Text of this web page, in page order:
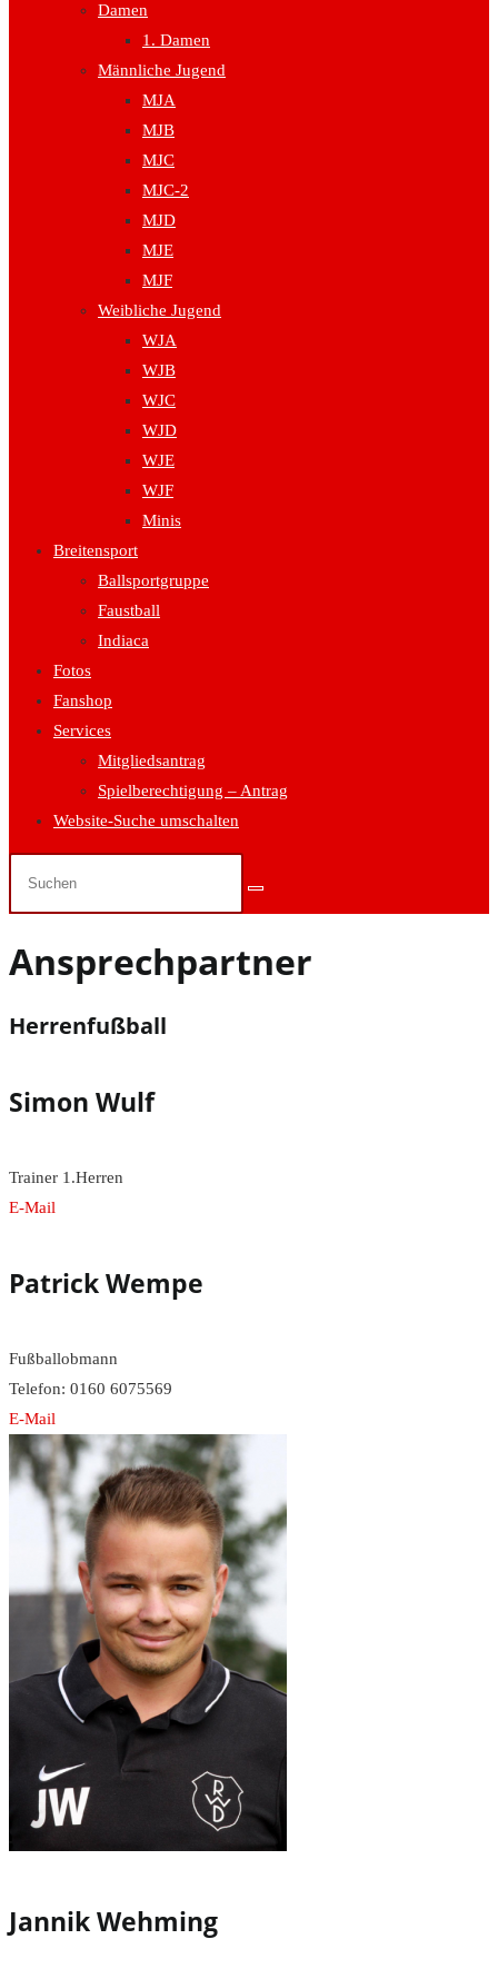
Damen
1. Damen
Männliche Jugend
MJA
MJB
MJC
MJC-2
MJD
MJE
MJF
Weibliche Jugend
WJA
WJB
WJC
WJD
WJE
WJF
Minis
Breitensport
Ballsportgruppe
Faustball
Indiaca
Fotos
Fanshop
Services
Mitgliedsantrag
Spielberechtigung – Antrag
Website-Suche umschalten
Ansprechpartner
Herrenfußball
Simon Wulf
Trainer 1.Herren
E-Mail
Patrick Wempe
Fußballobmann
Telefon: 0160 6075569
E-Mail
Jannik Wehming